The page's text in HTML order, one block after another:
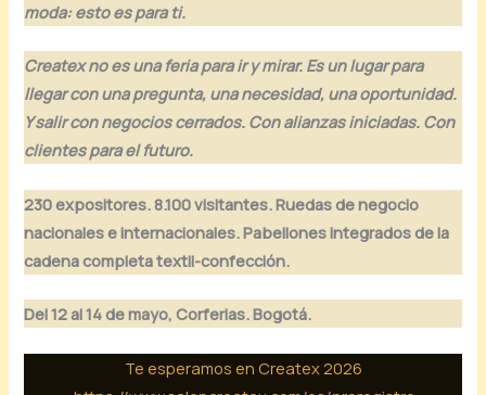
moda: esto es para ti.
Createx no es una feria para ir y mirar. Es un lugar para
llegar con una pregunta, una necesidad, una oportunidad.
Y salir con negocios cerrados. Con alianzas iniciadas. Con
clientes para el futuro.
230 expositores. 8.100 visitantes. Ruedas de negocio
nacionales e internacionales. Pabellones integrados de la
cadena completa textil-confección.
Del 12 al 14 de mayo, Corferias. Bogotá.
Te esperamos en Createx 2026